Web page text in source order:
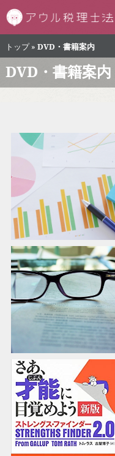
トップ» DVD・書籍案内
DVD・書籍案内